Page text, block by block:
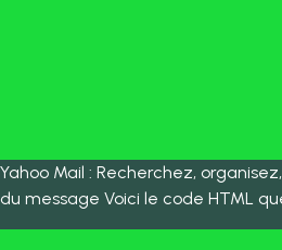
Yahoo Mail : Recherchez,
du message Voici le code HTML